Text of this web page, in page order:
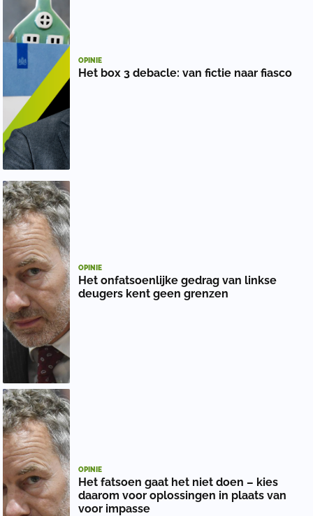
OPINIE
Het box 3 debacle: van fictie naar fiasco
OPINIE
Het onfatsoenlijke gedrag van linkse
deugers kent geen grenzen
OPINIE
Het fatsoen gaat het niet doen – kies
daarom voor oplossingen in plaats van
voor impasse